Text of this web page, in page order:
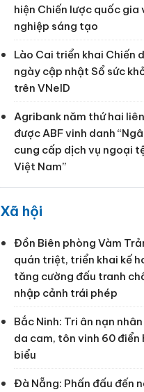
hiện Chiến lược quốc gia
nghiệp sáng tạo
Lào Cai triển khai Chiến
ngày cập nhật Sổ sức
trên VNeID
Agribank năm thứ hai
được ABF vinh danh
cung cấp dịch vụ ngoại
Việt Nam”
Xã hội
Đồn Biên phòng Vàm
quán triệt, triển khai kế
tăng cường đấu tranh
nhập cảnh trái phép
Bắc Ninh: Tri ân nạn
da cam, tôn vinh 60 điển
biểu
Đà Nẵng: Phấn đấu đến